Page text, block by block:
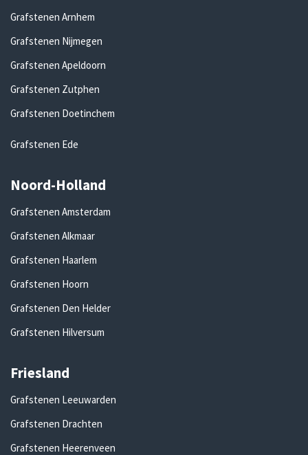
Grafstenen Arnhem
Grafstenen Nijmegen
Grafstenen Apeldoorn
Grafstenen Zutphen
Grafstenen Doetinchem
Grafstenen Ede
Noord-Holland
Grafstenen Amsterdam
Grafstenen Alkmaar
Grafstenen Haarlem
Grafstenen Hoorn
Grafstenen Den Helder
Grafstenen Hilversum
Friesland
Grafstenen Leeuwarden
Grafstenen Drachten
Grafstenen Heerenveen